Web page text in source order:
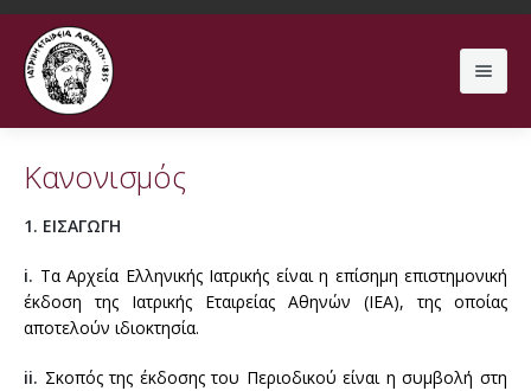
Search
ΔΙΟΙΚΗΤΙΚΟ ΣΥΜΒΟΥΛΙΟ
ΕΠΙΣ
Κανονισμός
1. ΕΙΣΑΓΩΓΗ
i. Τα Αρχεία Ελληνικής Ιατρικής είναι η επίσημη επιστημονική
έκδοση της Ιατρικής Εταιρείας Αθηνών (ΙΕΑ), της οποίας
αποτελούν ιδιοκτησία.
ii. Σκοπός της έκδοσης του Περιοδικού είναι η συμβολή στη